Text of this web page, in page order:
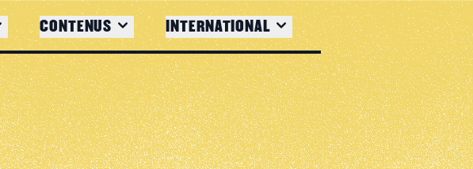
CONTENUS INTERNATIONAL